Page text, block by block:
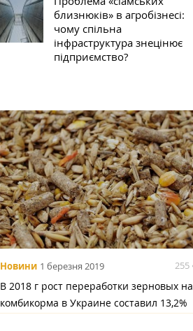
близнюків» в агробізнесі:
чому спільна
інфраструктура знецінює
підприємство?
Новини 1 березня 2019 255
В 2018 г рост переработки зерновых на
комбикорма в Украине составил 13,2%